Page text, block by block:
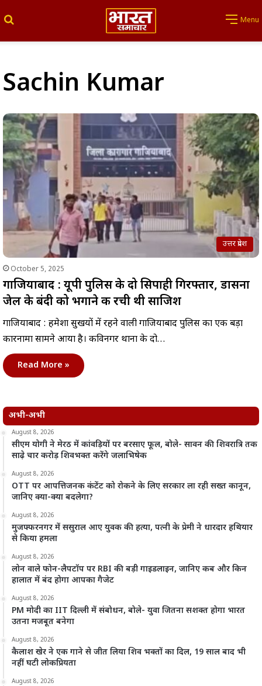
Menu
Sachin Kumar
उत्तर प्रदेश
October 5, 2025
गाजियाबाद : यूपी पुलिस के दो सिपाही गिरफ्तार, डासना
जेल के बंदी को भगाने की रची थी साजिश
गाजियाबाद : हमेशा सुर्खियों में रहने वाली गाजियाबाद पुलिस का एक बड़ा
कारनामा सामने आया है। कविनगर थाना के दो…
Read More »
अभी-अभी
August 8, 2026
सीएम योगी ने मेरठ में कांवड़ियों पर बरसाए फूल, बोले- सावन की शिवरात्रि तक
साढ़े चार करोड़ शिवभक्त करेंगे जलाभिषेक
August 8, 2026
OTT पर आपत्तिजनक कंटेंट को रोकने के लिए सरकार ला रही सख्त कानून,
जानिए क्या-क्या बदलेगा?
August 8, 2026
मुजफ्फरनगर में ससुराल आए युवक की हत्या, पत्नी के प्रेमी ने धारदार हथियार
से किया हमला
August 8, 2026
लोन वाले फोन-लैपटॉप पर RBI की बड़ी गाइडलाइन, जानिए कब और किन
हालात में बंद होगा आपका गैजेट
August 8, 2026
PM मोदी का IIT दिल्ली में संबोधन, बोले- युवा जितना सशक्त होगा भारत
उतना मजबूत बनेगा
August 8, 2026
कैलाश खेर ने एक गाने से जीत लिया शिव भक्तों का दिल, 19 साल बाद भी
नहीं घटी लोकप्रियता
August 8, 2026